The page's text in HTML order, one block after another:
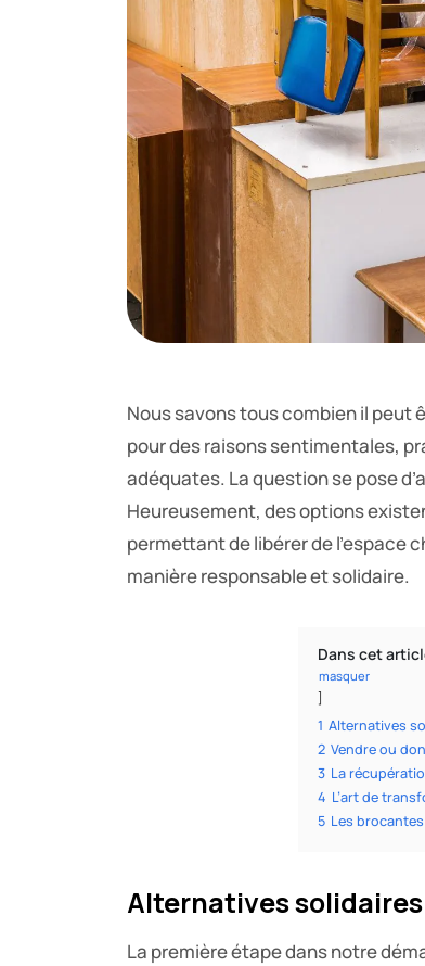
Nous savons tous combien il peut
pour des raisons sentimentales,
adéquates. La question se pose
Heureusement, des options
permettant de libérer de l’espace
manière responsable et solidaire.
Dans cet
masquer
1 Alternatives
2 Vendre ou
3 La
4 L’art de
5 Les
Alternatives
La première étape dans notre